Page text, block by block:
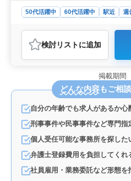
50代活躍中 60代活躍中 駅近 週
おすすめポイント
＜経験と幅広い案件対応＞ 当事
テラン弁護士を積極的に募集して
意とし、争訟裁判、企業法務、再
害、交通事故など、幅広い分野に
た、最近では高齢者支援や学校事
件も増えており、社会の変化に柔
ンの方々を歓迎しています。 ＜
すさ＞ 中高年の方々が活躍しや
す。週休2日制を採用し、残業は少
利です。また業務委託や契約社員
性もありますので、ライフスタイ
可能です。 ＜福利厚生と安心
検討リスト に追加
掲載期間
どんな内容もご相
自分の年齢でも求人があるか心
刑事事件や民事事件など専門指
個人受任可能な事務所を探した
弁護士登録費用を負担してくれ
社員雇用・業務委託など形態を